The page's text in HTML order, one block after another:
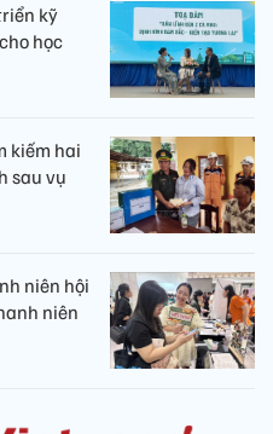
kỹ
học
kiếm hai
sau vụ
niên hội
niên